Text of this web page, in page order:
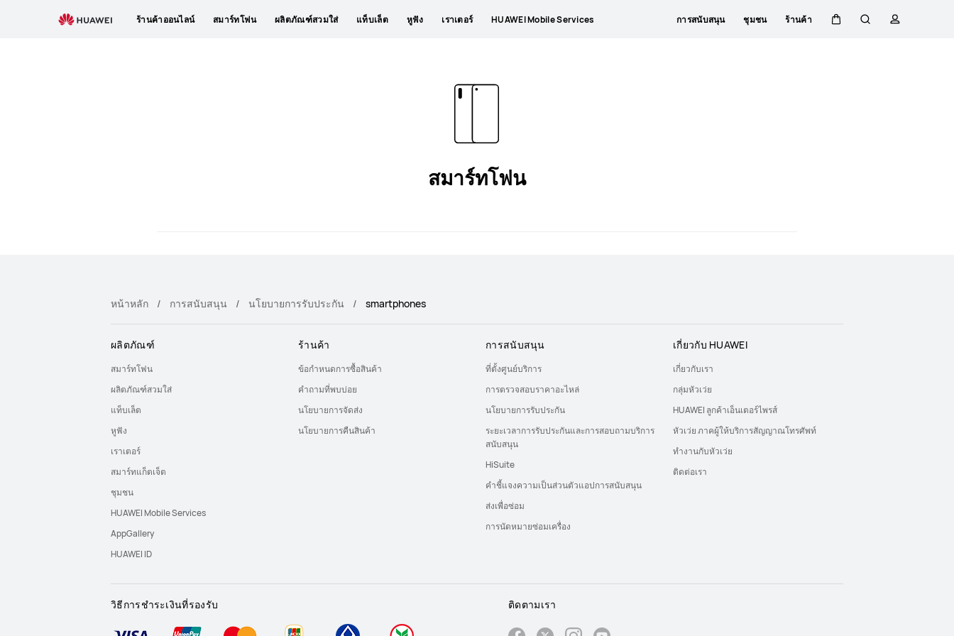
ร้านค้าออนไลน์ สมาร์ทโฟน ผลิตภัณฑ์สวมใส่ แท็บเล็ต หูฟัง เราเตอร์ HUAWEI Mobile Services การสนับสนุน ชุมชน ร้านค้า
สมาร์ทโฟน
หน้าหลัก การสนับสนุน นโยบายการรับประกัน smartphones
ผลิตภัณฑ์
สมาร์ทโฟน
ผลิตภัณฑ์สวมใส่
แท็บเล็ต
หูฟัง
เราเตอร์
สมาร์ทแก็ตเจ็ต
ชุมชน
HUAWEI Mobile Services
AppGallery
HUAWEI ID
ร้านค้า
ข้อกำหนดการซื้อสินค้า
คำถามที่พบบ่อย
นโยบายการจัดส่ง
นโยบายการคืนสินค้า
การสนับสนุน
ที่ตั้งศูนย์บริการ
การตรวจสอบราคาอะไหล่
นโยบายการรับประกัน
ระยะเวลาการรับประกันและการสอบถามบริการ
สนับสนุน
HiSuite
คำชี้แจงความเป็นส่วนตัวแอปการสนับสนุน
ส่งเพื่อซ่อม
การนัดหมายซ่อมเครื่อง
เกี่ยวกับ HUAWEI
เกี่ยวกับเรา
กลุ่มหัวเว่ย
HUAWEI ลูกค้าเอ็นเตอร์ไพรส์
หัวเว่ย ภาคผู้ให้บริการสัญญาณโทรศัพท์
ทำงานกับหัวเว่ย
ติดต่อเรา
วิธีการชำระเงินที่รองรับ ติดตามเรา